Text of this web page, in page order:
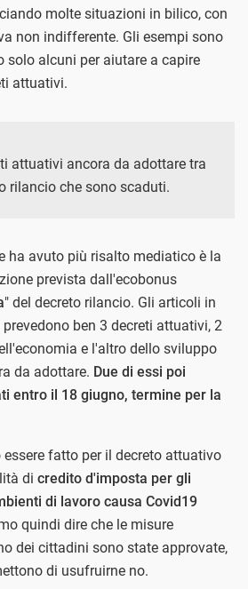
molte situazioni in bilico, con
non indifferente. Gli esempi sono
solo alcuni per aiutare a capire
attuativi.
attuativi ancora da adottare tra
rilancio che sono scaduti.
ha avuto più risalto mediatico è la
prevista dall'ecobonus
" del decreto rilancio. Gli articoli in
ben 3 decreti attuativi, 2
e l'altro dello sviluppo
da adottare. Due di essi poi
entro il 18 giugno, termine per la
fatto per il decreto attuativo
di credito d'imposta per gli
di lavoro causa Covid19
quindi dire che le misure
dei cittadini sono state approvate,
di usufruirne no.